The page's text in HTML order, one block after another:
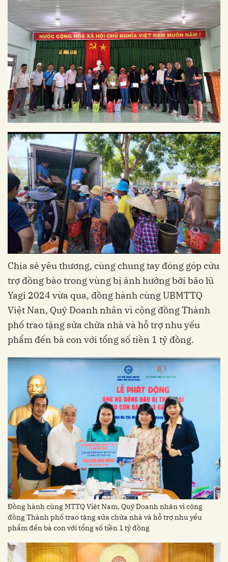
Chia sẻ yêu thương, cùng chung tay đóng góp cứu
trợ đồng bào trong vùng bị ảnh hưởng bởi bão lũ
Yagi 2024 vừa qua, đồng hành cùng UBMTTQ
Việt Nan, Quỹ Doanh nhân vì cộng đồng Thành
phố trao tặng sửa chữa nhà và hỗ trợ nhu yếu
phẩm đến bà con với tổng số tiền 1 tỷ đồng.
Đồng hành cùng MTTQ Việt Nam, Quỹ Doanh nhân vì cộng
đồng Thành phố trao tặng sửa chữa nhà và hỗ trợ nhu yếu
phẩm đến bà con với tổng số tiền 1 tỷ đồng